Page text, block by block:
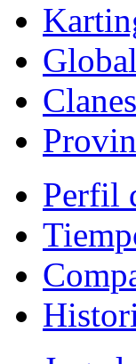
Global
Clanes
Perfil